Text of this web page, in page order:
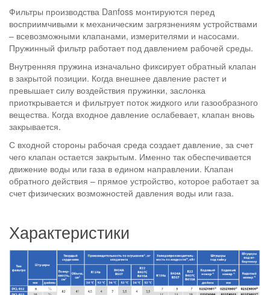
Фильтры производства Danfoss монтируются перед
восприимчивыми к механическим загрязнениям устройствами
– всевозможными клапанами, измерителями и насосами.
Пружинный фильтр работает под давлением рабочей среды.
Внутренняя пружина изначально фиксирует обратный клапан
в закрытой позиции. Когда внешнее давление растет и
превышает силу воздействия пружинки, заслонка
приоткрывается и фильтрует поток жидкого или газообразного
вещества. Когда входное давление ослабевает, клапан вновь
закрывается.
С входной стороны рабочая среда создает давление, за счет
чего клапан остается закрытым. Именно так обеспечивается
движение воды или газа в едином направлении. Клапан
обратного действия – прямое устройство, которое работает за
счет физических возможностей давления воды или газа.
Характеристики